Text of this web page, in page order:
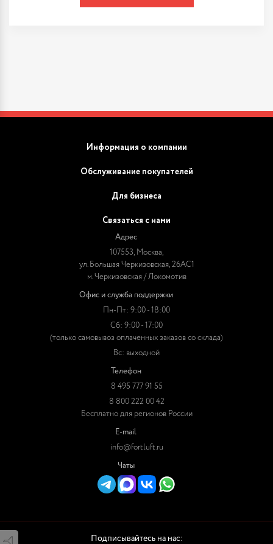
Информация о компании
Обслуживание покупателей
Для бизнеса
Связаться с нами
Адрес
107553, Москва,
ул. Большая Черкизовская, 26АС1
м. Черкизовская / Локомотив
Офис и служба поддержки
Пн-Пт: 9:00 - 18:00
Сб: 9:00 - 17:00
(только самовывоз оплаченных заказов со склада)
Вс: выходной
Телефон
8 495 777 91 55
8 800 222 00 42
Бесплатно для регионов России
E-mail
info@fortluft.ru
Чаты
Подписывайтесь на нас: